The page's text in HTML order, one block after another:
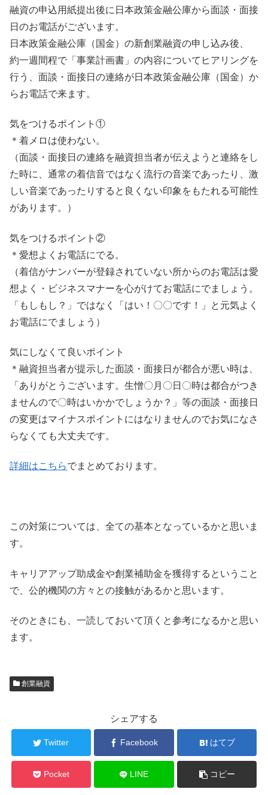
融資の申込用紙提出後に日本政策金融公庫から面談・面接
日のお電話がございます。
日本政策金融公庫（国金）の新創業融資の申し込み後、
約一週間程で「事業計画書」の内容についてヒアリングを
行う、面談・面接日の連絡が日本政策金融公庫（国金）か
らお電話で来ます。
気をつけるポイント①
＊着メロは使わない。
（面談・面接日の連絡を融資担当者が伝えようと連絡をし
た時に、通常の着信音ではなく流行の音楽であったり、激
しい音楽であったりすると良くない印象をもたれる可能性
があります。）
気をつけるポイント②
＊愛想よくお電話にでる。
（着信がナンバーが登録されていない所からのお電話は愛
想よく・ビジネスマナーを心がけてお電話にでましょう。
「もしもし？」ではなく「はい！〇〇です！」と元気よく
お電話にでましょう）
気にしなくて良いポイント
＊融資担当者が提示した面談・面接日が都合が悪い時は、
「ありがとうございます。生憎〇月〇日〇時は都合がつき
ませんので〇時はいかかでしょうか？」等の面談・面接日
の変更はマイナスポイントにはなりませんのでお気になさ
らなくても大丈夫です。
詳細はこちらでまとめております。
この対策については、全ての基本となっているかと思いま
す。
キャリアアップ助成金や創業補助金を獲得するということ
で、公的機関の方々との接触があるかと思います。
そのときにも、一読しておいて頂くと参考になるかと思い
ます。
創業融資
シェアする
Twitter Facebook はてブ
Pocket LINE コピー